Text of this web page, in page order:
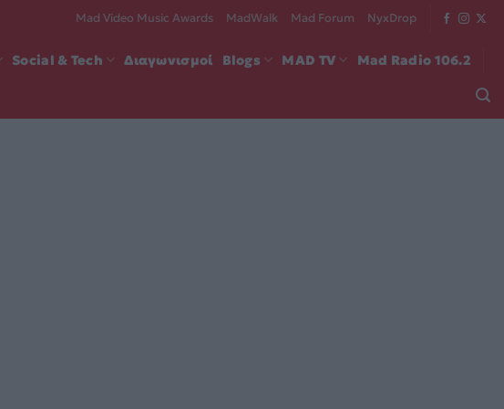
Mad Video Music Awards MadWalk Mad Forum NyxDrop
Social & Tech Διαγωνισμοί Blogs MAD TV Mad Radio 106.2